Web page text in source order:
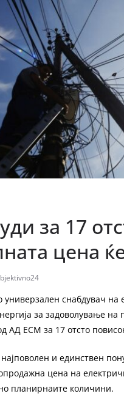
за 17
цена
универзален снабдувач
за задоволување
АД ЕСМ за 17 отсто
и единствен
цена на
планирнаите количини.